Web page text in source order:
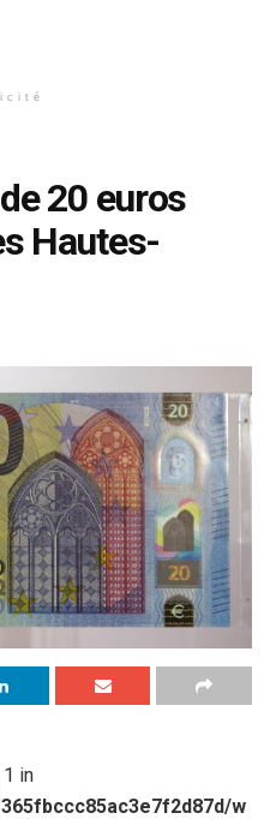
20 euros
Hautes-
in
w